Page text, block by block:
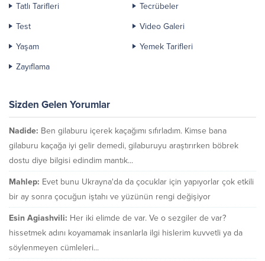
Tatlı Tarifleri
Tecrübeler
Test
Video Galeri
Yaşam
Yemek Tarifleri
Zayıflama
Sizden Gelen Yorumlar
Nadide: Ben gilaburu içerek kaçağımı sıfırladım. Kimse bana
gilaburu kaçağa iyi gelir demedi, gilaburuyu araştırırken böbrek
dostu diye bilgisi edindim mantık...
Mahlep: Evet bunu Ukrayna'da da çocuklar için yapıyorlar çok etkili
bir ay sonra çocuğun iştahı ve yüzünün rengi değişiyor
Esin Agiashvili: Her iki elimde de var. Ve o sezgiler de var?
hissetmek adını koyamamak insanlarla ilgi hislerim kuvvetli ya da
söylenmeyen cümleleri...